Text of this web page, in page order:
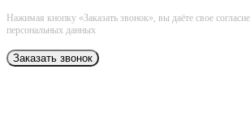
Нажимая кнопку «Заказать звонок», вы даёте свое
персональных данных